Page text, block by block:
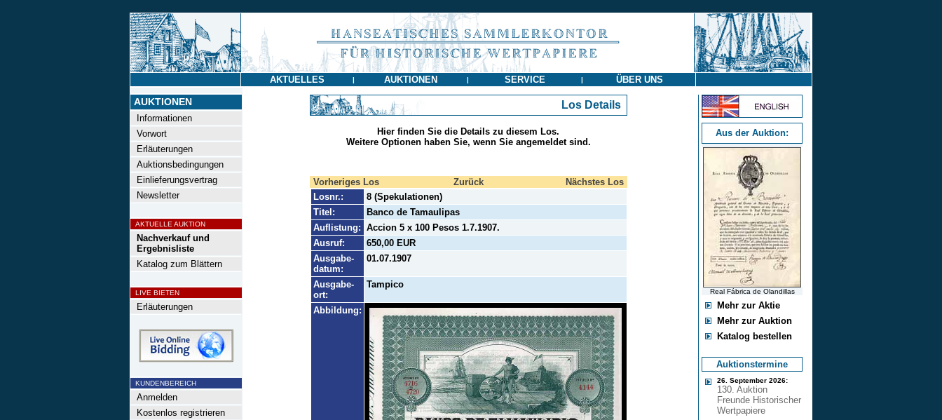
AKTUELLES | AUKTIONEN | SERVICE | ÜBER UNS
AUKTIONEN
Informationen
Vorwort
Erläuterungen
Auktionsbedingungen
Einlieferungsvertrag
Newsletter
AKTUELLE AUKTION
Nachverkauf und
Ergebnisliste
Katalog zum Blättern
LIVE BIETEN
Erläuterungen
KUNDENBEREICH
Anmelden
Kostenlos registrieren
Los Details
Hier finden Sie die Details zu diesem Los.
Weitere Optionen haben Sie, wenn Sie angemeldet sind.
Vorheriges Los Zurück
Nächstes Los
Losnr.:
8 (Spekulationen)
Titel:
Banco de Tamaulipas
Auflistung: Accion 5 x 100 Pesos 1.7.1907.
Ausruf:
650,00 EUR
Ausgabe-
datum:
01.07.1907
Ausgabe-
ort:
Tampico
Abbildung:
Aus der Auktion:
Real Fábrica de Olandillas
Mehr zur Aktie
Mehr zur Auktion
Katalog bestellen
Auktionstermine
26. September 2026:
130. Auktion
Freunde Historischer
Wertpapiere